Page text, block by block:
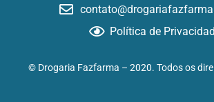
Política de
© Drogaria Fazfarma – 2020. Todos os